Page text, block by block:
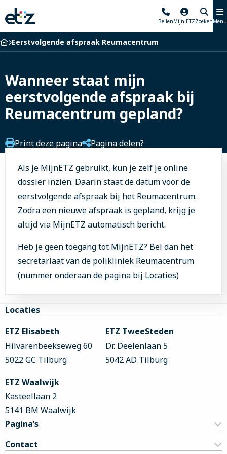
Elisabeth-
TweeSteden
Ziekenhuis
BellenMijn ETZZoekenMenu
Home
Eerstvolgende afspraak Reumacentrum
Wanneer staat mijn
eerstvolgende afspraak bij
Reumacentrum gepland?
Print deze pagina Pagina delen?
Als je MijnETZ gebruikt, kun je zelf je online
dossier inzien. Daarin staat de datum voor de
eerstvolgende afspraak bij het Reumacentrum.
Zodra een nieuwe afspraak is gepland, krijg je
altijd via MijnETZ automatisch bericht.
Heb je geen toegang tot MijnETZ? Bel dan het
secretariaat van de polikliniek Reumacentrum
(nummer onderaan de pagina bij Locaties)
Site
footer
Locaties
ETZ Elisabeth
Hilvarenbeekseweg 60
5022 GC Tilburg
ETZ TweeSteden
Dr. Deelenlaan 5
5042 AD Tilburg
ETZ Waalwijk
Kasteellaan 2
5141 BM Waalwijk
Pagina’s
Contact